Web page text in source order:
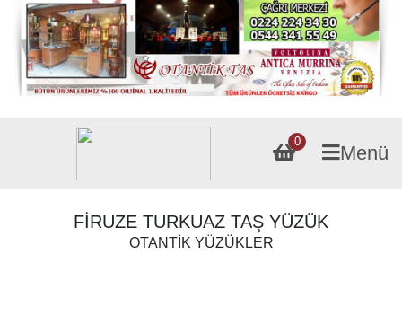
0
Menü
FİRUZE TURKUAZ TAŞ YÜZÜK
OTANTİK YÜZÜKLER